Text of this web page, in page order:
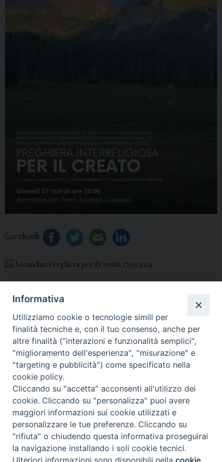
Condividi
Locandina Preghiera per il Creato 27.03.2024
animatori «Laudato Si’»
Riapertura al culto della
Chiesa benedettina di S.
Biagio ad Aversa
© 2018 Diocesi di Aversa
f t y i g t
Informativa
Utilizziamo cookie o tecnologie simili per
finalità tecniche e, con il tuo consenso, anche per
altre finalità ("interazioni e funzionalità semplici",
"miglioramento dell'esperienza", "misurazione" e
"targeting e pubblicità") come specificato nella
cookie policy.
Cliccando su "accetta" acconsenti all'utilizzo dei
cookie. Cliccando su "personalizza" puoi avere
maggiori informazioni sui cookie utilizzati e
personalizzare le tue preferenze. Cliccando su
"rifiuta" o chiudendo questa informativa proseguirai
la navigazione installando i soli cookie tecnici.